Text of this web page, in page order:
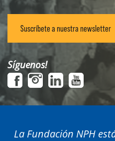
Suscríbete a nuestra newsletter
Síguenos!
La Fundación NPH